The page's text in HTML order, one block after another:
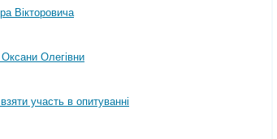
Вікторовича
Олегівни
участь в опитуванні